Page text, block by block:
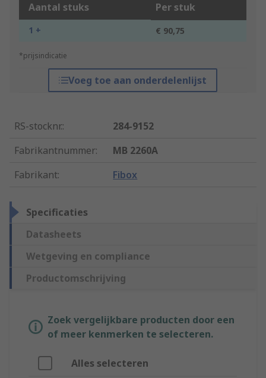
Aantal stuks Per stuk
1 + € 90,75
*prijsindicatie
Voeg toe aan onderdelenlijst
RS-stocknr.:
284-9152
Fabrikantnummer:
MB 2260A
Fabrikant: Fibox
Specificaties
Datasheets
Wetgeving en compliance
Productomschrijving
Zoek vergelijkbare producten door een
of meer kenmerken te selecteren.
Alles selecteren